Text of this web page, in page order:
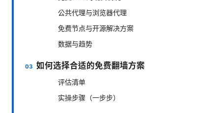
公共代理与浏览器代理
免费节点与开源解决方案
数据与趋势
如何选择合适的免费翻墙方案
评估清单
实操步骤（一步步）